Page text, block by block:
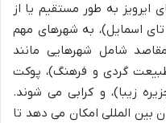
ایرویز به طور مستقیم یا از
اسمایل)، به شهرهای مهم
مقاصد شامل شهرهایی مانند
گردی و فرهنگ)، پوکت
زیبا)، و کرابی می شوند.
بین المللی امکان می دهد تا